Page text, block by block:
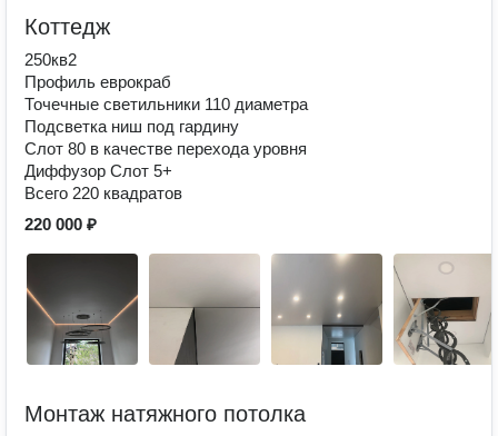
Коттедж
250кв2
Профиль еврокраб
Точечные светильники 110 диаметра
Подсветка ниш под гардину
Слот 80 в качестве перехода уровня
Диффузор Слот 5+
Всего 220 квадратов
220 000 ₽
Монтаж натяжного потолка